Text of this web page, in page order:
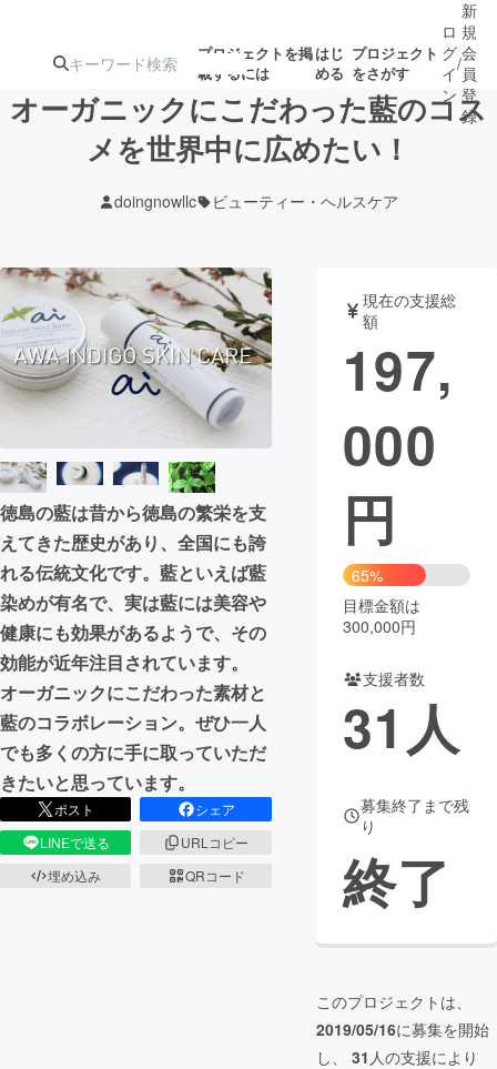
プロジェクトを掲
載するには
はじ
める
プロジェクト
をさがす
ターン
ジェクト
ロジェクト
アート・写真 音楽
テクノロジー・ガジェット ゲーム・サ
映像・映画
ビジネス・起業
まちづくり・地域活性化
CAMPFIRE for Social Good
CAMPFIRE Creation
CAMPFIREふるさと納税machi-ya コミュニティ
ロ
グ
イ
ン
/
新
規
会
員
登
録
オーガニックにこだわった藍のコス
メを世界中に広めたい！
doingnowllc ビューティー・ヘルスケア
徳島の藍は昔から徳島の繁栄を支
えてきた歴史があり、全国にも誇
れる伝統文化です。藍といえば藍
染めが有名で、実は藍には美容や
健康にも効果があるようで、その
効能が近年注目されています。
オーガニックにこだわった素材と
藍のコラボレーション。ぜひ一人
でも多くの方に手に取っていただ
きたいと思っています。
ポスト
シェア
LINEで送る
URLコピー
埋め込み
QRコード
現在の支援総
額
197,
000
円
65%
目標金額は
300,000円
支援者数
31 人
募集終了まで残
り
終了
このプロジェクトは、
2019/05/16に募集を開始
し、 31 人の支援により